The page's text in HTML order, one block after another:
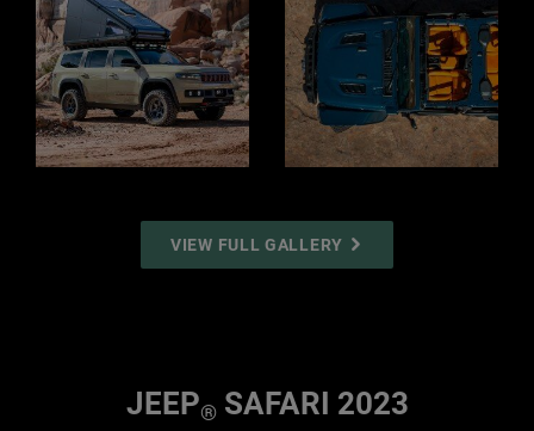
VIEW FULL GALLERY
JEEP®SAFARI 2023